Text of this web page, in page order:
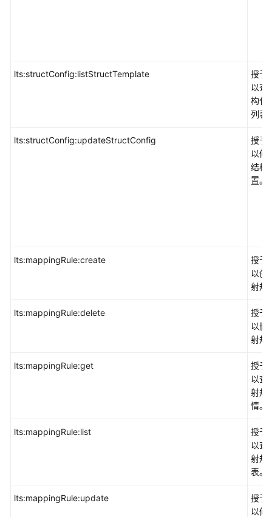
系
lts:structConfig:listStructTemplate
授予
以查
构化
列表
lts:structConfig:updateStructConfig
授予
以修
结构
置。
lts:mappingRule:create
授予
以创
射规
lts:mappingRule:delete
授予
以删
射规
lts:mappingRule:get
授予
以查
射规
情。
lts:mappingRule:list
授予
以查
射规
表。
lts:mappingRule:update
授予
以修